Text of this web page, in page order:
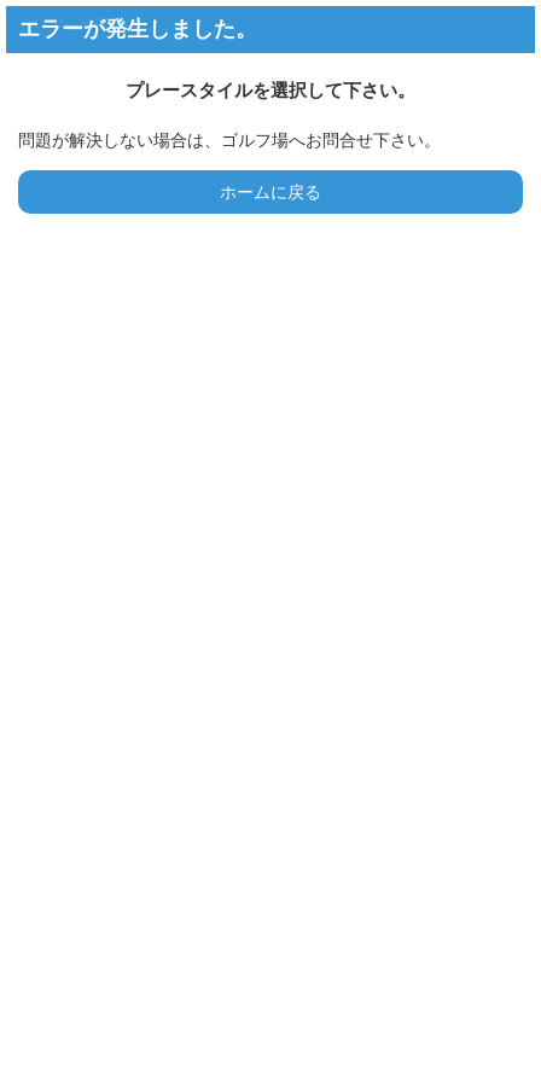
エラーが発生しました。
プレースタイルを選択して下さい。
問題が解決しない場合は、ゴルフ場へお問合せ下さい。
ホームに戻る